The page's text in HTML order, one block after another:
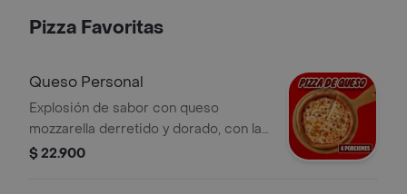
Pepperoncini.
Pizza Favoritas
Queso Personal
Explosión de sabor con queso
mozzarella derretido y dorado, con la
salsa pizza de Papa Johns con su
$ 22.900